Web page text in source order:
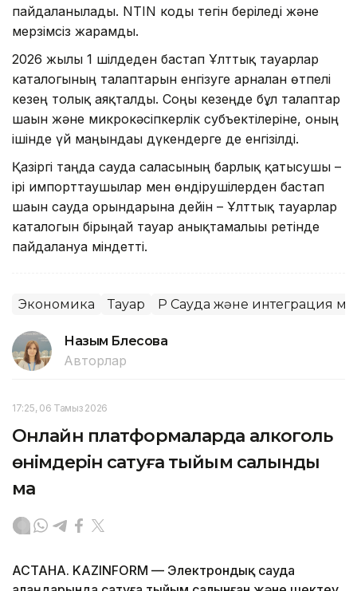
пайдаланылады. NTIN коды тегін беріледі және
мерзімсіз жарамды.
2026 жылғы 1 шілдеден бастап Ұлттық тауарлар
каталогының талаптарын енгізуге арналған өтпелі
кезең толық аяқталды. Соңғы кезеңде бұл талаптар
шағын және микрокәсіпкерлік субъектілеріне, оның
ішінде үй маңындағы дүкендерге де енгізілді.
Қазіргі таңда сауда саласының барлық қатысушы –
ірі импорттаушылар мен өндірушілерден бастап
шағын сауда орындарына дейін – Ұлттық тауарлар
каталогын бірыңғай тауар анықтамалығы ретінде
пайдалануға міндетті.
Экономика Тауар ҚР Сауда және интеграция
Назым Бөлесова
Авторлар
17:25, 06 Тамыз 2026
Онлайн платформаларда алкоголь
өнімдерін сатуға тыйым салынды
ма
АСТАНА. KAZINFORM — Электрондық сауда